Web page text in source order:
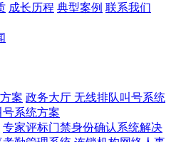
成长历程 典型案例 联系我们
案 政务大厅 无线排队叫号系统
系统方案
专家评标门禁身份确认系统解决